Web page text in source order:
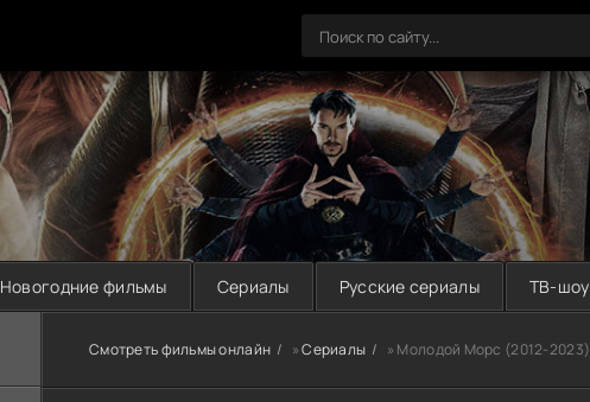
Новогодние фильмы Сериалы Русские сериалы ТВ-шоу
Смотреть фильмы онлайн »Сериалы » Молодой Морс (2012-2023)